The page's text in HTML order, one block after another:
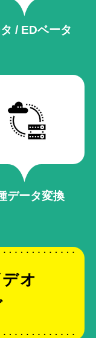
/ EDベータ
データ変換
オ